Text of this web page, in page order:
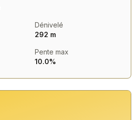
Dénivelé
292 m
Pente max
10.0%